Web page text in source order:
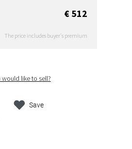
€ 512
The price includes buyer's premium
would like to sell?
Save